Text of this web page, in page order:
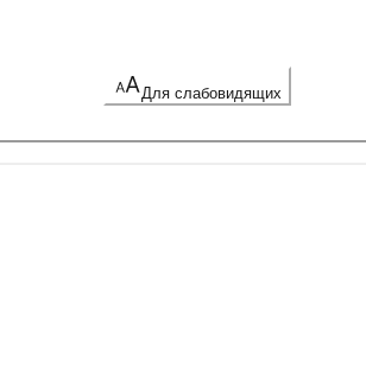
Для слабовидящих